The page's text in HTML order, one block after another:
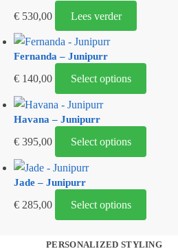
€ 530,00 Lees verder
Fernanda – Junipurr
€ 140,00 Select options
Havana – Junipurr
€ 395,00 Select options
Jade – Junipurr
€ 285,00 Select options
PERSONALIZED STYLING